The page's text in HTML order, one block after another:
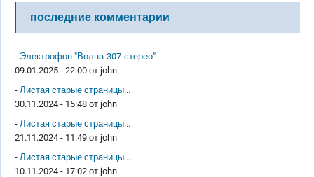
последние комментарии
- Электрофон "Волна-307-стерео"
09.01.2025 - 22:00 от john
- Листая старые страницы...
30.11.2024 - 15:48 от john
- Листая старые страницы...
21.11.2024 - 11:49 от john
- Листая старые страницы...
10.11.2024 - 17:02 от john